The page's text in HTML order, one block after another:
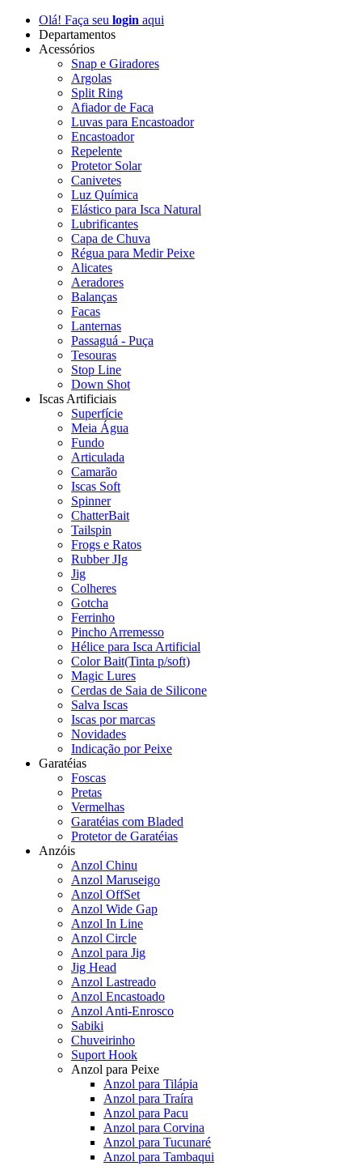
Olá! Faça seu login aqui
Departamentos
Acessórios
Snap e Giradores
Argolas
Split Ring
Afiador de Faca
Luvas para Encastoador
Encastoador
Repelente
Protetor Solar
Canivetes
Luz Química
Elástico para Isca Natural
Lubrificantes
Capa de Chuva
Régua para Medir Peixe
Alicates
Aeradores
Balanças
Facas
Lanternas
Passaguá - Puça
Tesouras
Stop Line
Down Shot
Iscas Artificiais
Superfície
Meia Água
Fundo
Articulada
Camarão
Iscas Soft
Spinner
ChatterBait
Tailspin
Frogs e Ratos
Rubber JIg
Jig
Colheres
Gotcha
Ferrinho
Pincho Arremesso
Hélice para Isca Artificial
Color Bait(Tinta p/soft)
Magic Lures
Cerdas de Saia de Silicone
Salva Iscas
Iscas por marcas
Novidades
Indicação por Peixe
Garatéias
Foscas
Pretas
Vermelhas
Garatéias com Bladed
Protetor de Garatéias
Anzóis
Anzol Chinu
Anzol Maruseigo
Anzol OffSet
Anzol Wide Gap
Anzol In Line
Anzol Circle
Anzol para Jig
Jig Head
Anzol Lastreado
Anzol Encastoado
Anzol Anti-Enrosco
Sabiki
Chuveirinho
Suport Hook
Anzol para Peixe
Anzol para Tilápia
Anzol para Traíra
Anzol para Pacu
Anzol para Corvina
Anzol para Tucunaré
Anzol para Tambaqui